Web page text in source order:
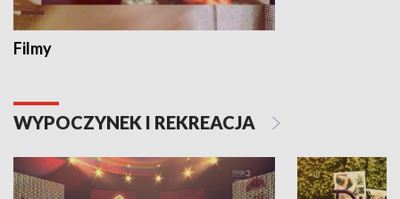
Filmy
WYPOCZYNEK I REKREACJA